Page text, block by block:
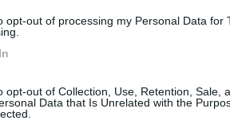
opt-out of processing my Personal Data for
opt-out of Collection, Use, Retention, Sale,
Data that Is Unrelated with the
in discesa con un autobus
Noi montiamo una catena davanti per